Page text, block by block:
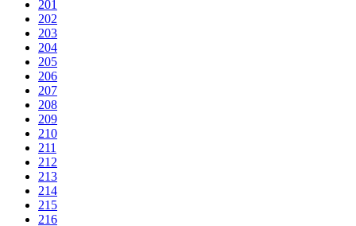
201
202
203
204
205
206
207
208
209
210
211
212
213
214
215
216